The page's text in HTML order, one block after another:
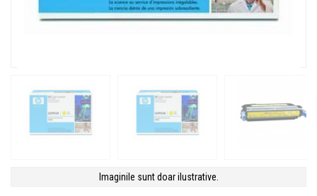
Imaginile sunt doar ilustrative.